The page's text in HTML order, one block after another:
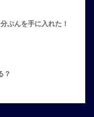
ぶんを手に入れた！
？